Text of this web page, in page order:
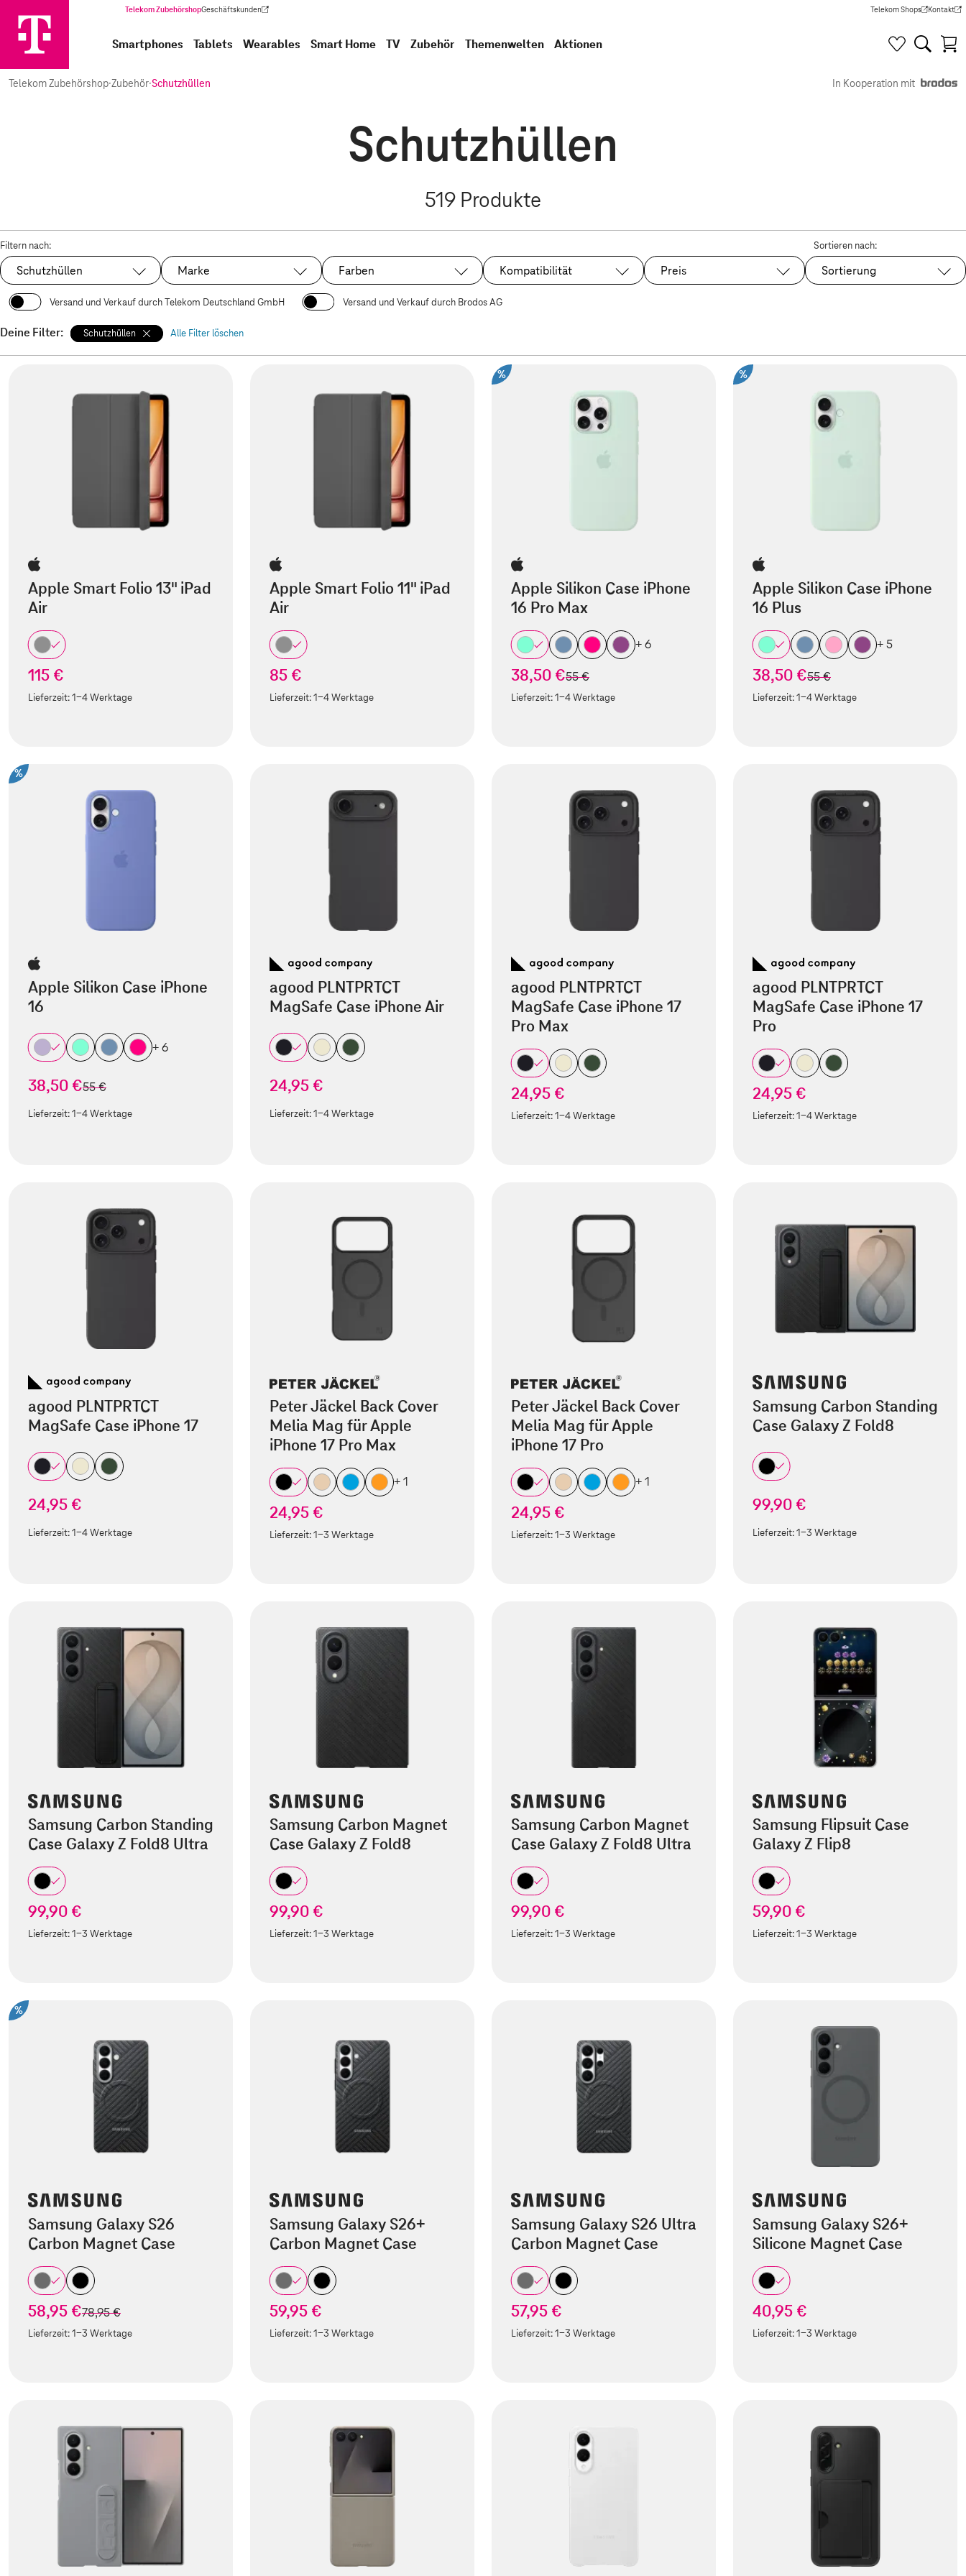
Telekom ZubehörshopGeschäftskunden
(Wird in einem neuen Tab geöffnet) Telekom Shops
(Wird in einem neuen Tab
Kontakt
(Wird in
Smartphones Tablets Wearables Smart Home TV Zubehör Themenwelten Aktionen
Telekom Zubehörshop·Zubehör·Schutzhüllen In Kooperation mit
Schutzhüllen
519 Produkte
Filtern nach:
Ausgewählt:
Schutzhüllen Marke Farben Kompatibilität Preis
Sortieren nach:
Sortierung
Versand und Verkauf durch Telekom Deutschland GmbH Versand und Verkauf durch Brodos AG
Deine Filter: Schutzhüllen Alle Filter löschen
Apple Smart Folio 13" iPad
Air
115 €
Lieferzeit:1-4 Werktage
Apple Smart Folio 11" iPad
Air
85 €
Lieferzeit:1-4 Werktage
%
Apple Silikon Case iPhone
16 Pro Max
+ 6
38,50 €statt
55 €
Lieferzeit:1-4 Werktage
%
Apple Silikon Case iPhone
16 Plus
+ 5
38,50 €statt
55 €
Lieferzeit:1-4 Werktage
%
Apple Silikon Case iPhone
16
+ 6
38,50 €statt
55 €
Lieferzeit:1-4 Werktage
agood PLNTPRTCT
MagSafe Case iPhone Air
24,95 €
Lieferzeit:1-4 Werktage
agood PLNTPRTCT
MagSafe Case iPhone 17
Pro Max
24,95 €
Lieferzeit:1-4 Werktage
agood PLNTPRTCT
MagSafe Case iPhone 17
Pro
24,95 €
Lieferzeit:1-4 Werktage
agood PLNTPRTCT
MagSafe Case iPhone 17
24,95 €
Lieferzeit:1-4 Werktage
Peter Jäckel Back Cover
Melia Mag für Apple
iPhone 17 Pro Max
+ 1
24,95 €
Lieferzeit:1-3 Werktage
Peter Jäckel Back Cover
Melia Mag für Apple
iPhone 17 Pro
+ 1
24,95 €
Lieferzeit:1-3 Werktage
Samsung Carbon Standing
Case Galaxy Z Fold8
99,90 €
Lieferzeit:1-3 Werktage
Samsung Carbon Standing
Case Galaxy Z Fold8 Ultra
99,90 €
Lieferzeit:1-3 Werktage
Samsung Carbon Magnet
Case Galaxy Z Fold8
99,90 €
Lieferzeit:1-3 Werktage
Samsung Carbon Magnet
Case Galaxy Z Fold8 Ultra
99,90 €
Lieferzeit:1-3 Werktage
Samsung Flipsuit Case
Galaxy Z Flip8
59,90 €
Lieferzeit:1-3 Werktage
%
Samsung Galaxy S26
Carbon Magnet Case
58,95 €statt
78,95 €
Lieferzeit:1-3 Werktage
Samsung Galaxy S26+
Carbon Magnet Case
59,95 €
Lieferzeit:1-3 Werktage
Samsung Galaxy S26 Ultra
Carbon Magnet Case
57,95 €
Lieferzeit:1-3 Werktage
Samsung Galaxy S26+
Silicone Magnet Case
40,95 €
Lieferzeit:1-3 Werktage